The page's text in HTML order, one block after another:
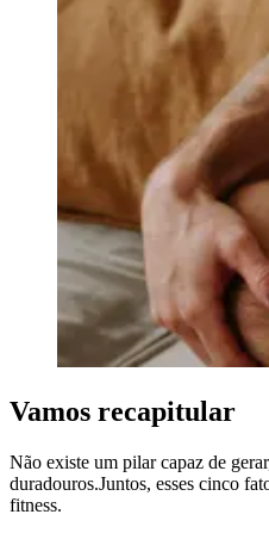
Vamos recapitular
Não existe um pilar capaz de
duradouros.Juntos, esses cinco
fitness.